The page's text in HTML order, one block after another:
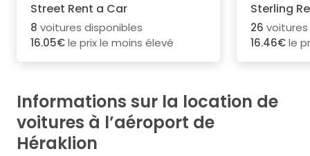
Street Rent a Car
8 voitures disponibles
16.05€le prix le moins élevé
Sterling
26
16.46€le
Informations sur la location de
voitures à l’aéroport de
Héraklion